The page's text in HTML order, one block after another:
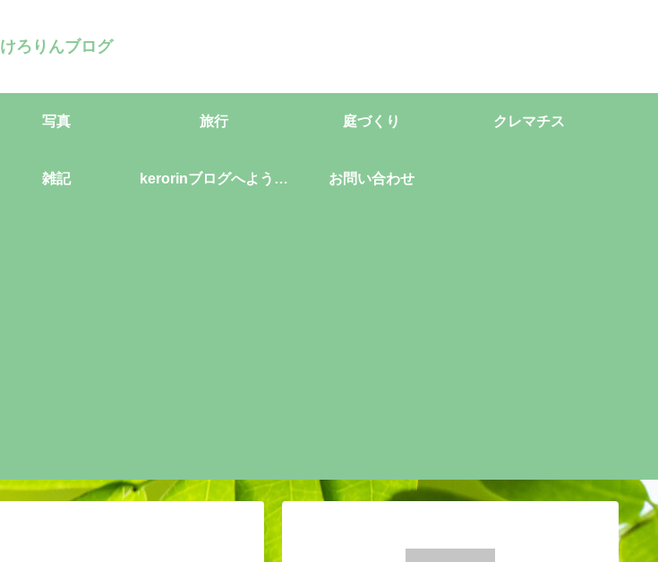
けろりんブログ
写真 旅行 庭づくり クレマチス
雑記 kerorinブログへようこ お問い合わせ